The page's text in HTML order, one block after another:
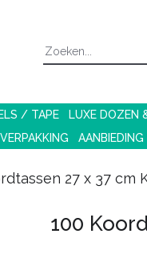
/ TAPE LUXE DOZEN
AANBIEDING
27 x 37 cm
100